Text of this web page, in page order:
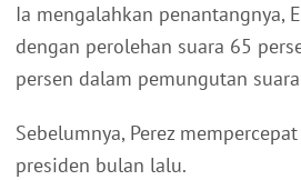
Ia mengalahkan penantangnya,
dengan perolehan suara 65
persen dalam pemungutan
Sebelumnya, Perez
presiden bulan lalu.